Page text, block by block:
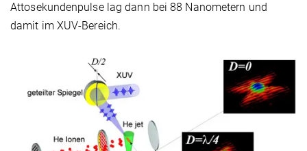
Attosekundenpulse lag dann bei 88 Nanometern und
damit im XUV-Bereich.